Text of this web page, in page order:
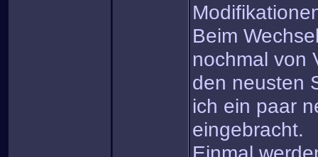
Beim
nochmal von
den neusten
ich ein paar
eingebracht.